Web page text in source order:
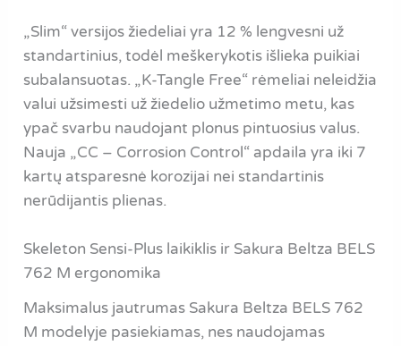
„Slim“ versijos žiedeliai yra 12 % lengvesni už
standartinius, todėl meškerykotis išlieka puikiai
subalansuotas. „K-Tangle Free“ rėmeliai neleidžia
valui užsimesti už žiedelio užmetimo metu, kas
ypač svarbu naudojant plonus pintuosius valus.
Nauja „CC – Corrosion Control“ apdaila yra iki 7
kartų atsparesnė korozijai nei standartinis
nerūdijantis plienas.
Skeleton Sensi-Plus laikiklis ir Sakura Beltza BELS
762 M ergonomika
Maksimalus jautrumas Sakura Beltza BELS 762
M modelyje pasiekiamas, nes naudojamas